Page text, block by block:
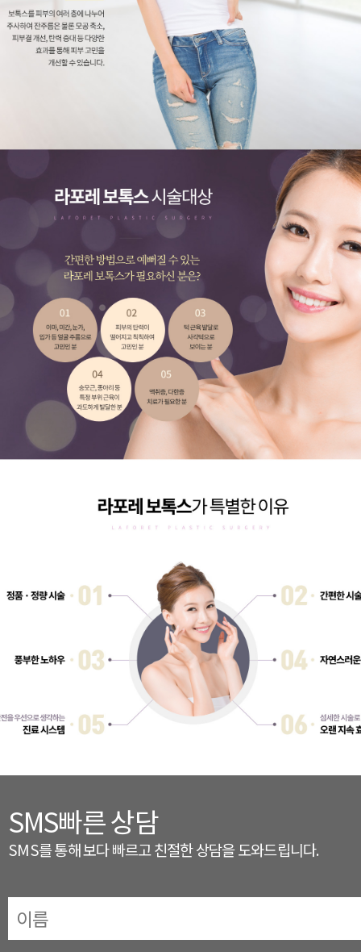
SMS빠른 상담
SMS를 통해 보다 빠르고 친절한 상담을 도와드립니다.